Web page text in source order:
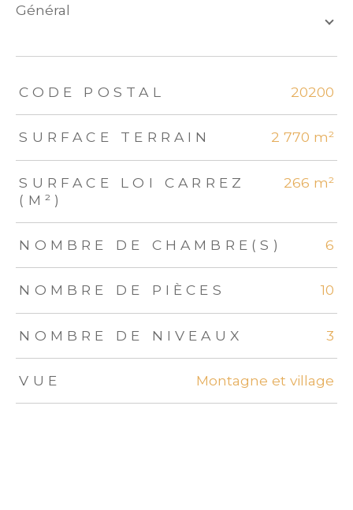
général
TRAD_ZEPHYR_Caracteristique TRAD_ZEPHYR_Valeurs
CODE POSTAL 20200
SURFACE TERRAIN 2 770 m²
SURFACE LOI CARREZ
(M²)
266 m²
NOMBRE DE CHAMBRE(S) 6
NOMBRE DE PIÈCES 10
NOMBRE DE NIVEAUX 3
VUE Montagne et village